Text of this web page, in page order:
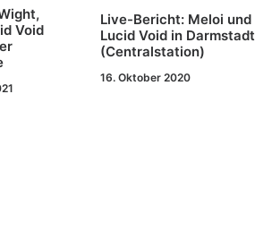
Void
Live-Bericht: Meloi und
Lucid Void in Darmstadt
(Centralstation)
16. Oktober 2020